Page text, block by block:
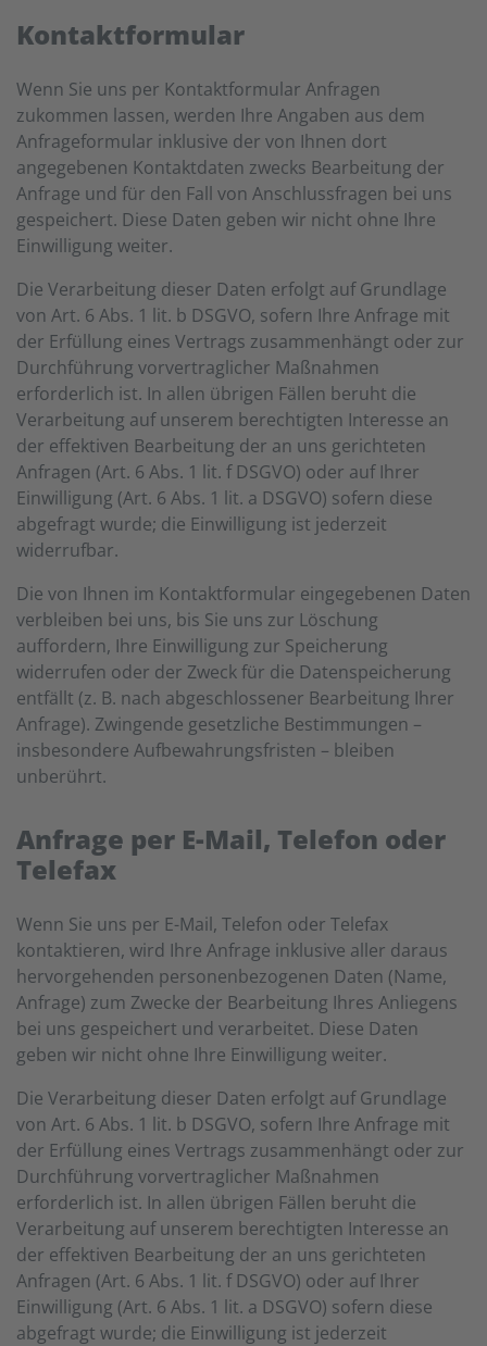
Kontaktformular
Wenn Sie uns per Kontaktformular Anfragen
zukommen lassen, werden Ihre Angaben aus dem
Anfrageformular inklusive der von Ihnen dort
angegebenen Kontaktdaten zwecks Bearbeitung der
Anfrage und für den Fall von Anschlussfragen bei uns
gespeichert. Diese Daten geben wir nicht ohne Ihre
Einwilligung weiter.
Die Verarbeitung dieser Daten erfolgt auf Grundlage
von Art. 6 Abs. 1 lit. b DSGVO, sofern Ihre Anfrage mit
der Erfüllung eines Vertrags zusammenhängt oder zur
Durchführung vorvertraglicher Maßnahmen
erforderlich ist. In allen übrigen Fällen beruht die
Verarbeitung auf unserem berechtigten Interesse an
der effektiven Bearbeitung der an uns gerichteten
Anfragen (Art. 6 Abs. 1 lit. f DSGVO) oder auf Ihrer
Einwilligung (Art. 6 Abs. 1 lit. a DSGVO) sofern diese
abgefragt wurde; die Einwilligung ist jederzeit
widerrufbar.
Die von Ihnen im Kontaktformular eingegebenen Daten
verbleiben bei uns, bis Sie uns zur Löschung
auffordern, Ihre Einwilligung zur Speicherung
widerrufen oder der Zweck für die Datenspeicherung
entfällt (z. B. nach abgeschlossener Bearbeitung Ihrer
Anfrage). Zwingende gesetzliche Bestimmungen –
insbesondere Aufbewahrungsfristen – bleiben
unberührt.
Anfrage per E-Mail, Telefon oder
Telefax
Wenn Sie uns per E-Mail, Telefon oder Telefax
kontaktieren, wird Ihre Anfrage inklusive aller daraus
hervorgehenden personenbezogenen Daten (Name,
Anfrage) zum Zwecke der Bearbeitung Ihres Anliegens
bei uns gespeichert und verarbeitet. Diese Daten
geben wir nicht ohne Ihre Einwilligung weiter.
Die Verarbeitung dieser Daten erfolgt auf Grundlage
von Art. 6 Abs. 1 lit. b DSGVO, sofern Ihre Anfrage mit
der Erfüllung eines Vertrags zusammenhängt oder zur
Durchführung vorvertraglicher Maßnahmen
erforderlich ist. In allen übrigen Fällen beruht die
Verarbeitung auf unserem berechtigten Interesse an
der effektiven Bearbeitung der an uns gerichteten
Anfragen (Art. 6 Abs. 1 lit. f DSGVO) oder auf Ihrer
Einwilligung (Art. 6 Abs. 1 lit. a DSGVO) sofern diese
abgefragt wurde; die Einwilligung ist jederzeit